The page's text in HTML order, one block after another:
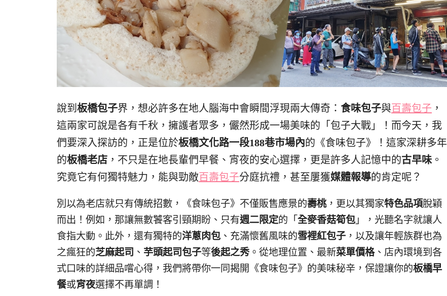
說到 板橋包子界，想必許多在地人腦海中會瞬間浮現兩大傳奇： 食味包子與百壽包子 ，
這兩家可說是各有千秋，擁護者眾多，儼然形成一場美味的「包子大戰」！而今天，我
們要深入探訪的，正是位於板橋文化路一段188巷市場內的《食味包子》！這家深耕多年
的板橋老店 ，不只是在地長輩們早餐、宵夜的安心選擇，更是許多人記憶中的古早味 。
究竟它有何獨特魅力，能與勁敵百壽包子分庭抗禮，甚至屢獲媒體報導的肯定呢？
別以為老店就只有傳統招數，《食味包子》不僅販售應景的壽桃，更以其獨家特色品項脫穎
而出！例如，那讓無數饕客引頸期盼、只有週二限定的「 全麥香菇筍包」，光聽名字就讓人
食指大動。此外，還有獨特的洋蔥肉包、充滿懷舊風味的雪裡紅包子 ，以及讓年輕族群也為
之瘋狂的芝麻起司 、 芋頭起司包子等後起之秀。從地理位置、最新菜單價格、店內環境到各
式口味的詳細品嚐心得，我們將帶你一同揭開《食味包子》的美味秘辛，保證讓你的板橋早
餐或宵夜選擇不再單調！